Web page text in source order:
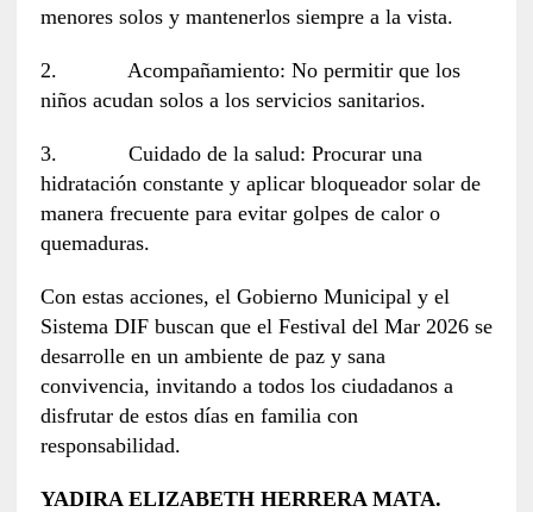
menores solos y mantenerlos siempre a la vista.
2. Acompañamiento: No permitir que los
niños acudan solos a los servicios sanitarios.
3. Cuidado de la salud: Procurar una
hidratación constante y aplicar bloqueador solar de
manera frecuente para evitar golpes de calor o
quemaduras.
Con estas acciones, el Gobierno Municipal y el
Sistema DIF buscan que el Festival del Mar 2026 se
desarrolle en un ambiente de paz y sana
convivencia, invitando a todos los ciudadanos a
disfrutar de estos días en familia con
responsabilidad.
YADIRA ELIZABETH HERRERA MATA.